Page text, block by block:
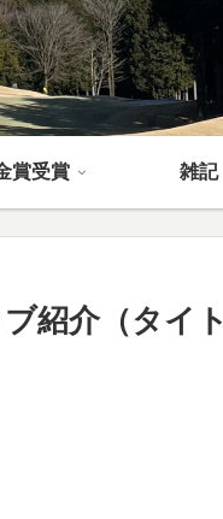
賞受賞 雑記
紹介（タイト